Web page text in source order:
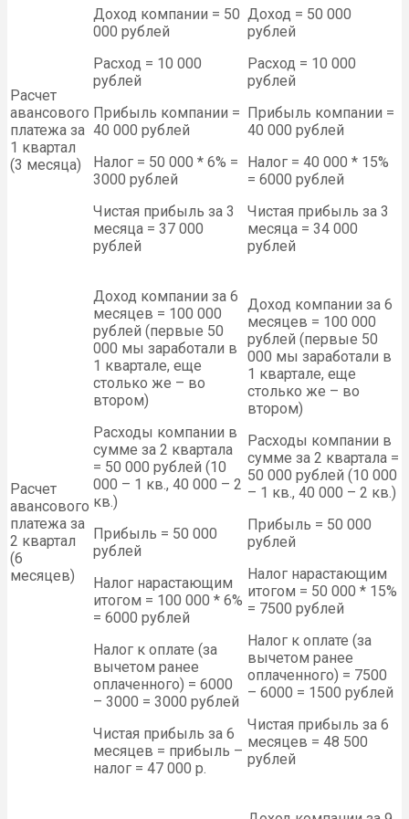
Расчет
авансового
платежа за
1 квартал
(3 месяца)
Доход компании = 50
000 рублей
Расход = 10 000
рублей
Прибыль компании =
40 000 рублей
Налог = 50 000 * 6% =
3000 рублей
Чистая прибыль за 3
месяца = 37 000
рублей
Доход = 50 000
рублей
Расход = 10 000
рублей
Прибыль компании =
40 000 рублей
Налог = 40 000 * 15%
= 6000 рублей
Чистая прибыль за 3
месяца = 34 000
рублей
Расчет
авансового
платежа за
2 квартал
(6
месяцев)
Доход компании за 6
месяцев = 100 000
рублей (первые 50
000 мы заработали в
1 квартале, еще
столько же – во
втором)
Расходы компании в
сумме за 2 квартала
= 50 000 рублей (10
000 – 1 кв., 40 000 – 2
кв.)
Прибыль = 50 000
рублей
Налог нарастающим
итогом = 100 000 * 6%
= 6000 рублей
Налог к оплате (за
вычетом ранее
оплаченного) = 6000
– 3000 = 3000 рублей
Чистая прибыль за 6
месяцев = прибыль –
налог = 47 000 р.
Доход компании за 6
месяцев = 100 000
рублей (первые 50
000 мы заработали в
1 квартале, еще
столько же – во
втором)
Расходы компании в
сумме за 2 квартала =
50 000 рублей (10 000
– 1 кв., 40 000 – 2 кв.)
Прибыль = 50 000
рублей
Налог нарастающим
итогом = 50 000 * 15%
= 7500 рублей
Налог к оплате (за
вычетом ранее
оплаченного) = 7500
– 6000 = 1500 рублей
Чистая прибыль за 6
месяцев = 48 500
рублей